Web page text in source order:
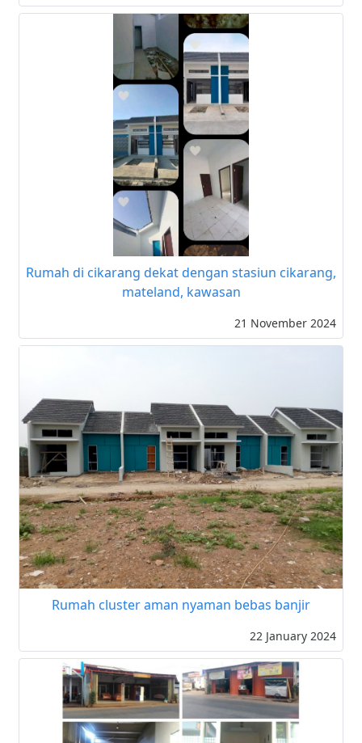
Rumah di cikarang dekat dengan stasiun cikarang,
mateland, kawasan
21 November 2024
Rumah cluster aman nyaman bebas banjir
22 January 2024